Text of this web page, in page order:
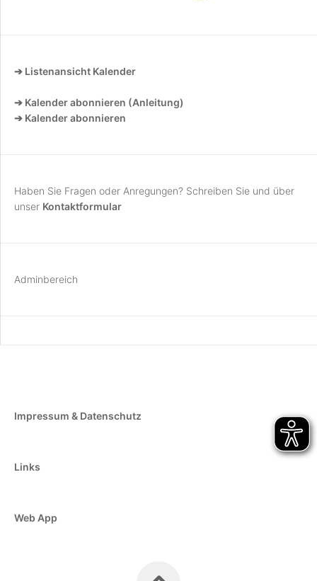
➔ Listenansicht Kalender
➔ Kalender abonnieren (Anleitung)
➔ Kalender abonnieren
Haben Sie Fragen oder Anregungen? Schreiben Sie und über
unser Kontaktformular
Adminbereich
Impressum & Datenschutz
Links
Web App